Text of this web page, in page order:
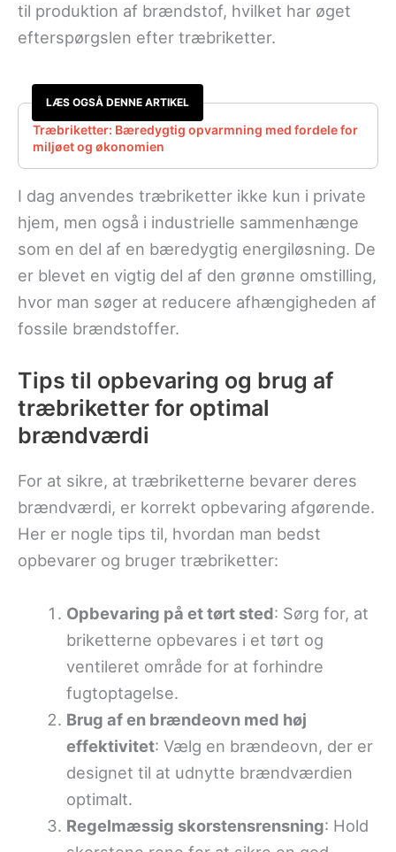
til produktion af brændstof, hvilket har øget
efterspørgslen efter træbriketter.
LÆS OGSÅ DENNE ARTIKEL
Træbriketter: Bæredygtig opvarmning med fordele for
miljøet og økonomien
I dag anvendes træbriketter ikke kun i private
hjem, men også i industrielle sammenhænge
som en del af en bæredygtig energiløsning. De
er blevet en vigtig del af den grønne omstilling,
hvor man søger at reducere afhængigheden af
fossile brændstoffer.
Tips til opbevaring og brug af
træbriketter for optimal
brændværdi
For at sikre, at træbriketterne bevarer deres
brændværdi, er korrekt opbevaring afgørende.
Her er nogle tips til, hvordan man bedst
opbevarer og bruger træbriketter:
Opbevaring på et tørt sted: Sørg for, at
briketterne opbevares i et tørt og
ventileret område for at forhindre
fugtoptagelse.
Brug af en brændeovn med høj
effektivitet: Vælg en brændeovn, der er
designet til at udnytte brændværdien
optimalt.
Regelmæssig skorstensrensning: Hold